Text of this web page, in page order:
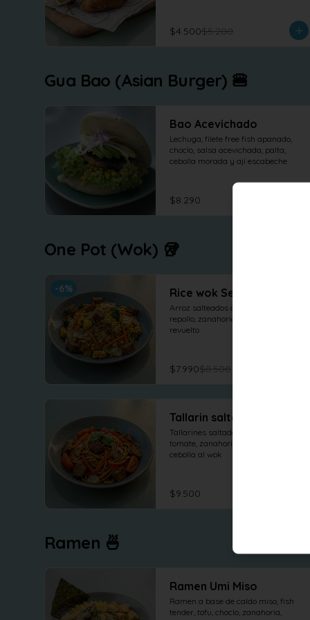
$4.500$5.200
Gua Bao (Asian Burger) 🍔
Bao Acevichado
Lechuga, filete free fish apanado,
choclo, salsa acevichada, palta,
cebolla morada y ají escabeche
$8.290
One Pot (Wok) 🥡
-6% Rice wok Seitan
Arroz salteados al wok con seitan
repollo, zanahoria, brocoli , tofu
revuelto
$7.990$8.500
Tallarin saltado
Tallarines saltados con seitan,
tomate, zanahoria, pimentón y
cebolla al wok
$9.500
Ramen 🍜
Ramen Umi Miso
Ramen a base de caldo miso, fish
tender, tofu, choclo, zanahoria,